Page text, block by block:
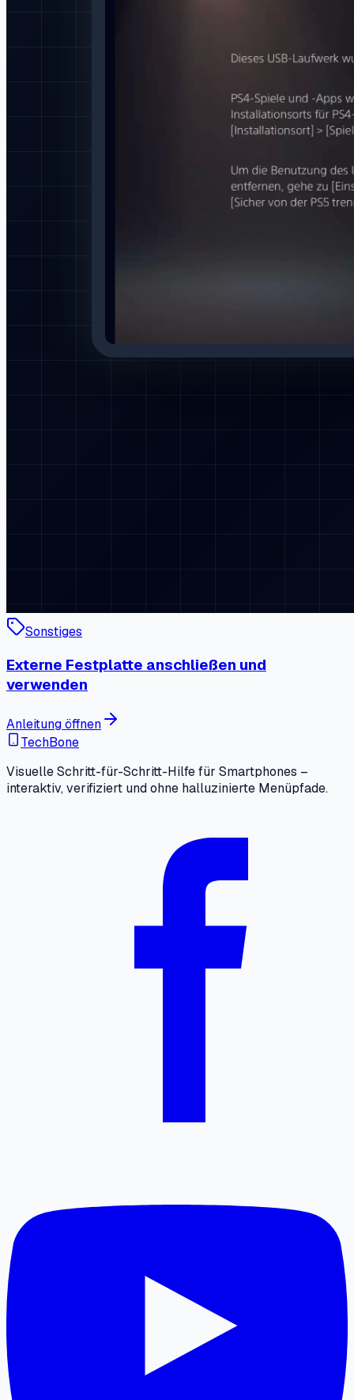
Sonstiges
Externe Festplatte anschließen und
verwenden
Anleitung öffnen
TechBone
Visuelle Schritt-für-Schritt-Hilfe für Smartphones –
interaktiv, verifiziert und ohne halluzinierte Menüpfade.